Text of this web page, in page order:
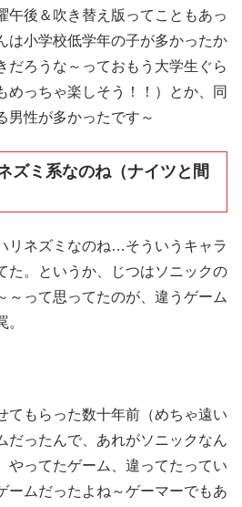
午後＆吹き替え版ってこともあっ
は小学校低学年の子が多かったか
だろうな～っておもう大学生ぐら
めっちゃ楽しそう！！）とか、同
男性が多かったです～
ズミ系なのね（ナイツと間
リネズミなのね…そういうキャラ
た。というか、じつはソニックの
～って思ってたのが、違うゲーム
てもらった数十年前（めちゃ遠い
ったんで、あれがソニックなん
やってたゲーム、違ってたってい
ムだったよね～ゲーマーでもあ